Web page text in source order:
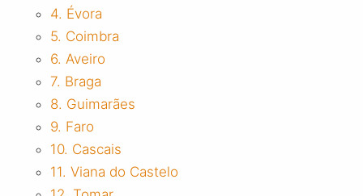
4. Évora
5. Coimbra
6. Aveiro
7. Braga
8. Guimarães
9. Faro
10. Cascais
11. Viana do Castelo